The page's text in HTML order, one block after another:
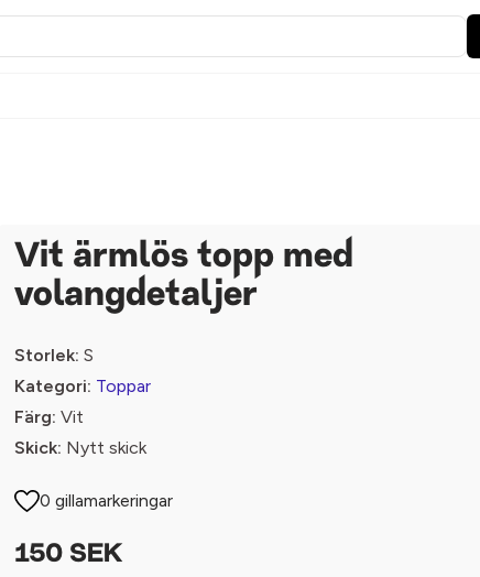
Vit ärmlös topp med
volangdetaljer
Storlek: S
Kategori: Toppar
Färg: Vit
Skick: Nytt skick
0 gillamarkeringar
150 SEK